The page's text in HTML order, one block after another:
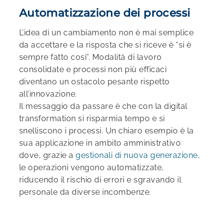
Automatizzazione dei processi
L’idea di un cambiamento non è mai semplice
da accettare e la risposta che si riceve è “si è
sempre fatto così”. Modalità di lavoro
consolidate e processi non più efficaci
diventano un ostacolo pesante rispetto
all’innovazione.
Il messaggio da passare è che con la digital
transformation si risparmia tempo e si
snelliscono i processi. Un chiaro esempio è la
sua applicazione in ambito amministrativo
dove, grazie agestionali di nuova generazione,
le operazioni vengono automatizzate,
riducendo il rischio di errori e sgravando il
personale da diverse incombenze.